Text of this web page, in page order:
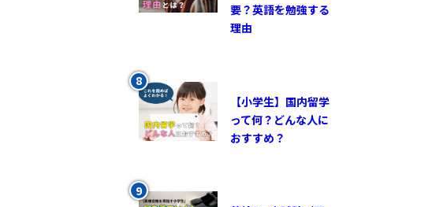
要？英語を勉強する
理由
【小学生】国内留学
って何？どんな人に
おすすめ？